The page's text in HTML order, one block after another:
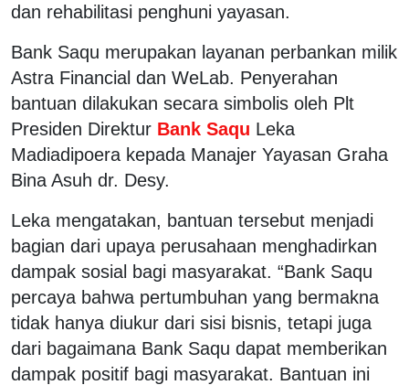
dan rehabilitasi penghuni yayasan.
Bank Saqu merupakan layanan perbankan milik
Astra Financial dan WeLab. Penyerahan
bantuan dilakukan secara simbolis oleh Plt
Presiden Direktur Bank Saqu Leka
Madiadipoera kepada Manajer Yayasan Graha
Bina Asuh dr. Desy.
Leka mengatakan, bantuan tersebut menjadi
bagian dari upaya perusahaan menghadirkan
dampak sosial bagi masyarakat. “Bank Saqu
percaya bahwa pertumbuhan yang bermakna
tidak hanya diukur dari sisi bisnis, tetapi juga
dari bagaimana Bank Saqu dapat memberikan
dampak positif bagi masyarakat. Bantuan ini